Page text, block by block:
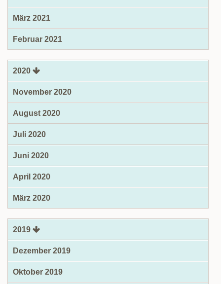
März 2021
Februar 2021
2020
November 2020
August 2020
Juli 2020
Juni 2020
April 2020
März 2020
2019
Dezember 2019
Oktober 2019